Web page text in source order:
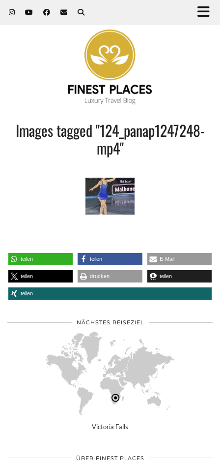
Images tagged "124_panap1247248-
mp4"
teilen teilen E-Mail
teilen drucken teilen
teilen
NÄCHSTES REISEZIEL
Victoria Falls
ÜBER FINEST PLACES